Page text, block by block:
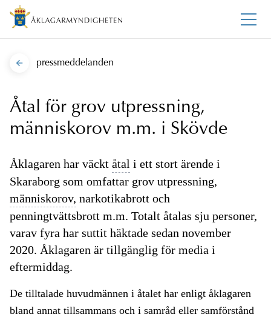
pressmeddelanden
Åtal för grov utpressning,
människorov m.m. i Skövde
Åklagaren har väckt åtal i ett stort ärende i
Skaraborg som omfattar grov utpressning,
människorov, narkotikabrott och
penningtvättsbrott m.m. Totalt åtalas sju personer,
varav fyra har suttit häktade sedan november
2020. Åklagaren är tillgänglig för media i
eftermiddag.
De tilltalade huvudmännen i åtalet har enligt åklagaren
bland annat tillsammans och i samråd eller samförstånd